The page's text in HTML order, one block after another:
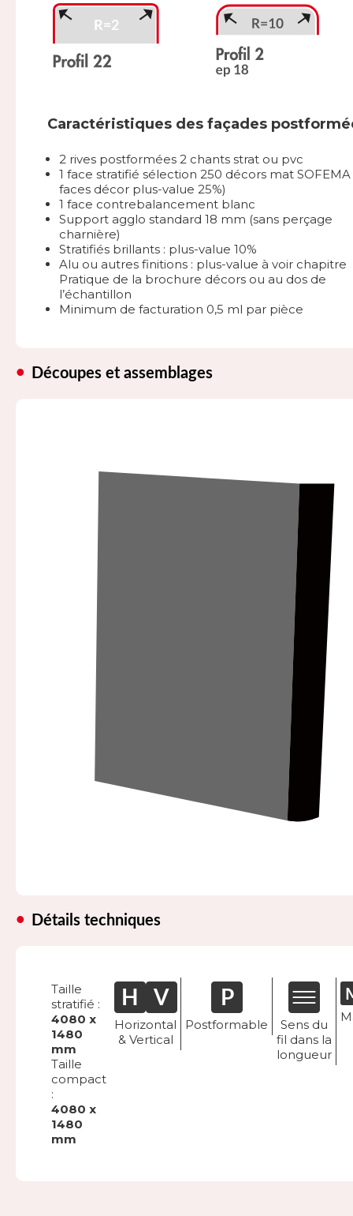
Caractéristiques des façades
2 rives postformées 2 chants strat ou pvc
1 face stratifié sélection 250 décors mat SOFEMA
faces décor plus-value 25%)
1 face contrebalancement blanc
Support agglo standard 18 mm (sans perçage
charnière)
Stratifiés brillants : plus-value 10%
Alu ou autres finitions : plus-value à voir chapitre
Pratique de la brochure décors ou au dos de
l’échantillon
Minimum de facturation 0,5 ml par pièce
Découpes et assemblages
Détails techniques
Taille
stratifié :
4080 x
1480
mm
Taille
compact
:
4080 x
1480
mm
Horizontal
& Vertical
Postformable
Sens du
fil dans la
longueur